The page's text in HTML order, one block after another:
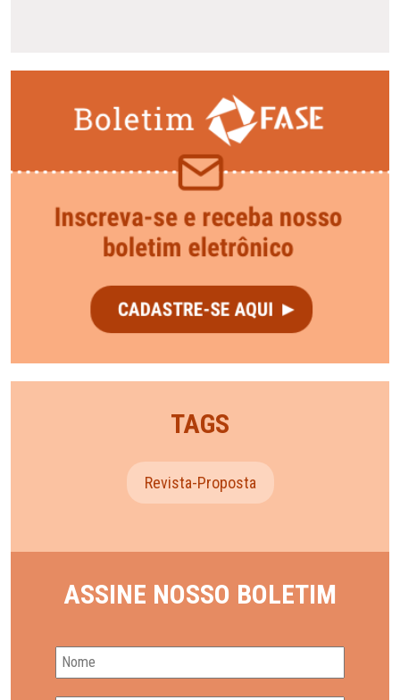
TAGS
Revista-Proposta
ASSINE NOSSO BOLETIM